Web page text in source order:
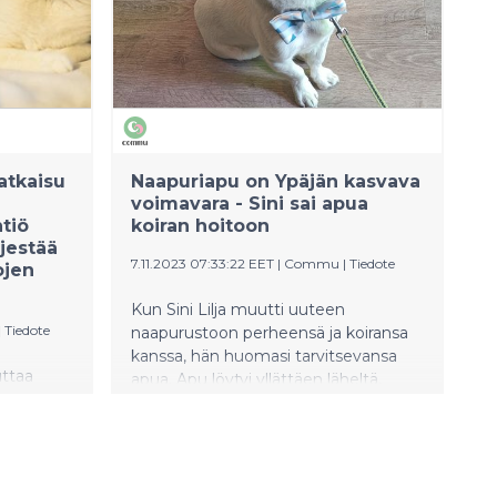
sekä eläimiä. Yritysvapaaehtoisuus on
konkreettinen tukea paikallisia
yhteisöjä ja tehdä tekoja hyvän asian
puolesta.
Tiedote
Naapuriapu on Ypäjän kasvava
voimavara - Sini sai apua
koiran hoitoon
7.11.2023 07:33:22 EET | Commu | Tiedote
Kun Sini Lilja muutti uuteen
naapurustoon perheensä ja koiransa
kanssa, hän huomasi tarvitsevansa
apua. Apu löytyi yllättäen läheltä,